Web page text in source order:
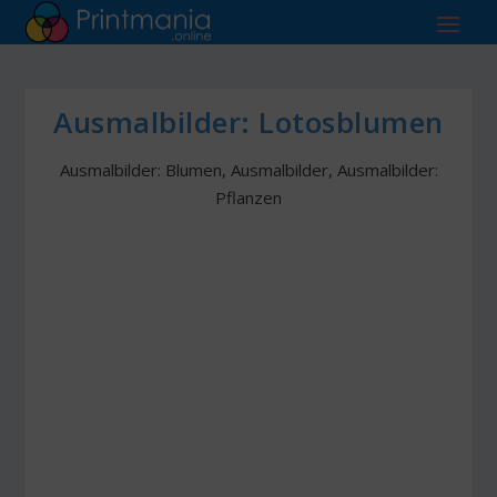
Ausmalbilder: Lotosblumen
Ausmalbilder: Blumen, Ausmalbilder, Ausmalbilder:
Pflanzen